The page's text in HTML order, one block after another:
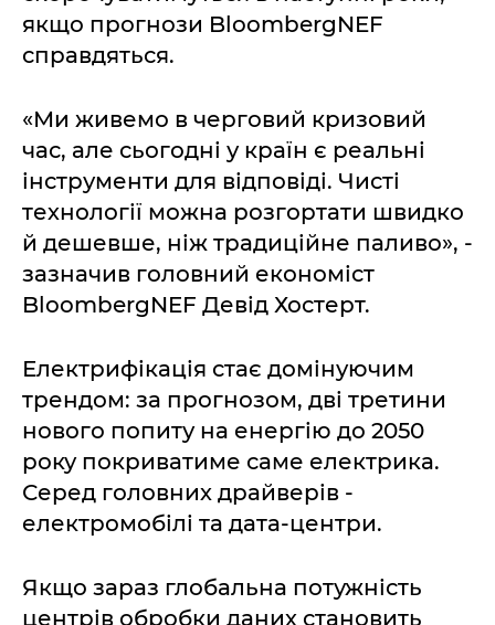
якщо прогнози BloombergNEF
справдяться.
«Ми живемо в черговий кризовий
час, але сьогодні у країн є реальні
інструменти для відповіді. Чисті
технології можна розгортати швидко
й дешевше, ніж традиційне паливо», -
зазначив головний економіст
BloombergNEF Девід Хостерт.
Електрифікація стає домінуючим
трендом: за прогнозом, дві третини
нового попиту на енергію до 2050
року покриватиме саме електрика.
Серед головних драйверів -
електромобілі та дата-центри.
Якщо зараз глобальна потужність
центрів обробки даних становить